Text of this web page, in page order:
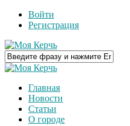
Войти
Регистрация
Главная
Новости
Статьи
О городе